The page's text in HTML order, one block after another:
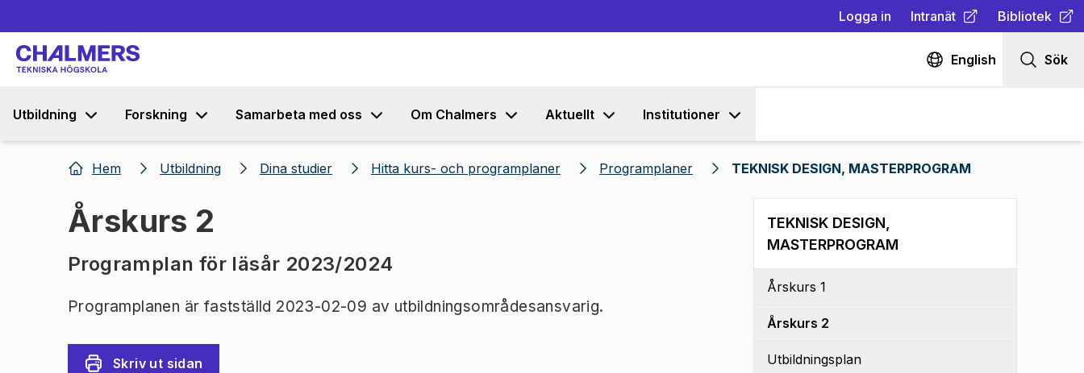
Logga in Intranät
(Öppnas i ny flik)
Bibliotek
(Öppnas i ny
English Sök
Utbildning Forskning Samarbeta med oss Om Chalmers Aktuellt Institutioner
Hem Utbildning Dina studier Hitta kurs- och programplaner Programplaner TEKNISK DESIGN, MASTERPROGRAM
Årskurs 2
Programplan för läsår 2023/2024
Programplanen är fastställd 2023-02-09 av utbildningsområdesansvarig.
Skriv ut sidan
TEKNISK DESIGN,
MASTERPROGRAM
Årskurs 1
Årskurs 2
Utbildningsplan